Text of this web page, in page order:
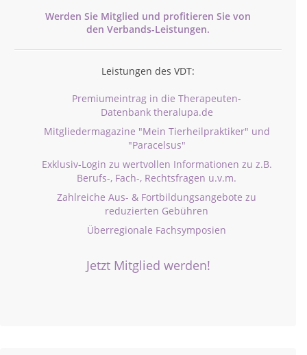
Werden Sie Mitglied und profitieren Sie von
den Verbands-Leistungen.
Leistungen des VDT:
Premiumeintrag in die Therapeuten-
Datenbank theralupa.de
Mitgliedermagazine "Mein Tierheilpraktiker" und
"Paracelsus"
Exklusiv-Login zu wertvollen Informationen zu z.B.
Berufs-, Fach-, Rechtsfragen u.v.m.
Zahlreiche Aus- & Fortbildungsangebote zu
reduzierten Gebühren
Überregionale Fachsymposien
Jetzt Mitglied werden!